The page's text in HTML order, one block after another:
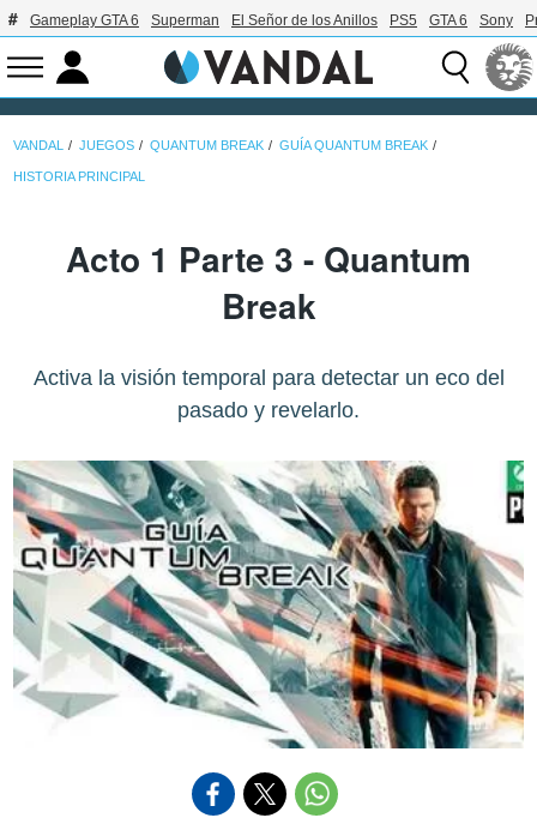
Gameplay GTA 6 Superman El Señor de los Anillos PS5 GTA 6 Sony
VANDAL JUEGOS QUANTUM BREAK GUÍA QUANTUM BREAK
HISTORIA PRINCIPAL
Acto 1 Parte 3 - Quantum
Break
Activa la visión temporal para detectar un eco del
pasado y revelarlo.